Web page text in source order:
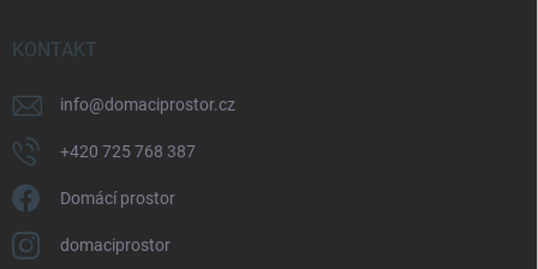
KONTAKT
info@domaciprostor.cz
+420 725 768 387
Domácí prostor
domaciprostor